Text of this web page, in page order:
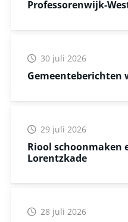
Professorenwijk-
Gemeenteberichten
30 juli 2026
Riool schoonmaken
Lorentzkade
29 juli 2026
28 juli 2026